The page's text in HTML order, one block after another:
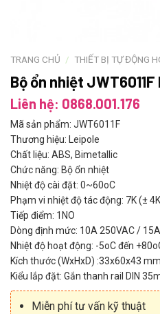
TRANG CHỦ / THIẾT BỊ TỰ ĐỘNG
Bộ ổn nhiệt JWT6011F
Liên hệ: 0868.001.176
Mã sản phẩm: JWT6011F
Thương hiệu: Leipole
Chất liệu: ABS, Bimetallic
Chức năng: Bộ ổn nhiệt
Nhiệt độ cài đặt: 0~60oC
Phạm vi nhiệt độ tác động: 7K (±
Tiếp điểm: 1NO
Dòng định mức: 10A 250VAC /
Nhiệt độ hoạt động: -5oC đến
Kích thước (WxHxD) :33x60x43 mm
Kiểu lắp đặt: Gắn thanh rail DIN
Miễn phí tư vấn kỹ thuật